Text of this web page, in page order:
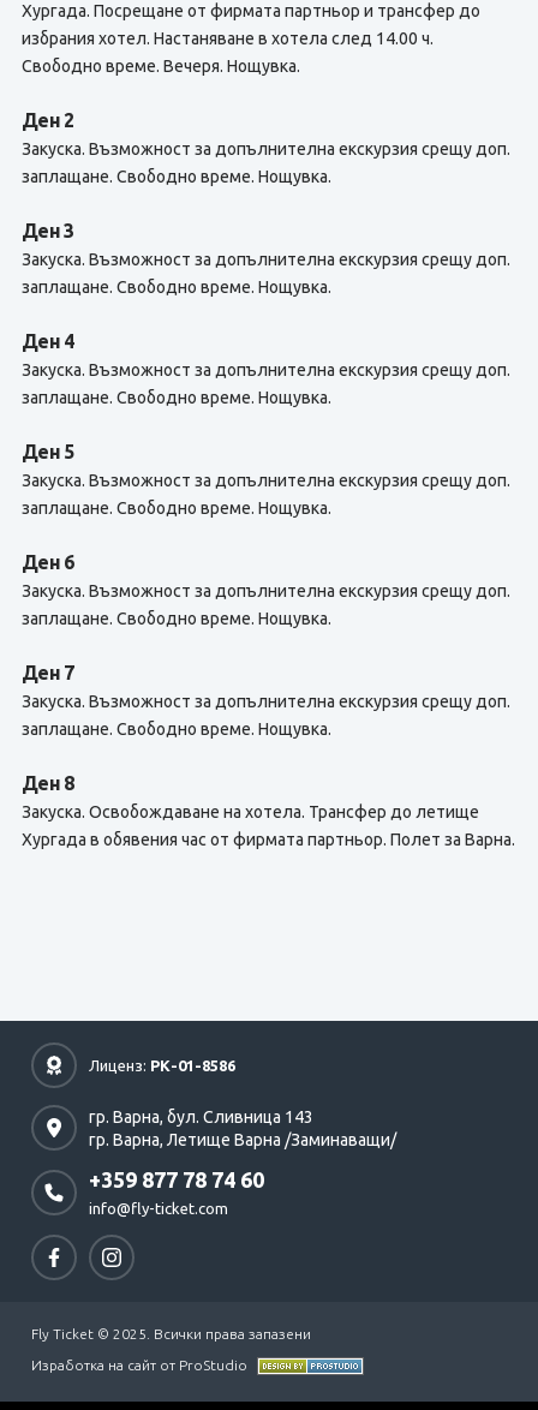
Хургада. Посрещане от фирмата партньор и трансфер до
избрания хотел. Настаняване в хотела след 14.00 ч.
Свободно време. Вечеря. Нощувка.
Ден 2
Закуска. Възможност за допълнителна екскурзия срещу доп.
заплащане. Свободно време. Нощувка.
Ден 3
Закуска. Възможност за допълнителна екскурзия срещу доп.
заплащане. Свободно време. Нощувка.
Ден 4
Закуска. Възможност за допълнителна екскурзия срещу доп.
заплащане. Свободно време. Нощувка.
Ден 5
Закуска. Възможност за допълнителна екскурзия срещу доп.
заплащане. Свободно време. Нощувка.
Ден 6
Закуска. Възможност за допълнителна екскурзия срещу доп.
заплащане. Свободно време. Нощувка.
Ден 7
Закуска. Възможност за допълнителна екскурзия срещу доп.
заплащане. Свободно време. Нощувка.
Ден 8
Закуска. Освобождаване на хотела. Трансфер до летище
Хургада в обявения час от фирмата партньор. Полет за Варна.
Лиценз: РК-01-8586
гр. Варна, бул. Сливница 143
гр. Варна, Летище Варна /Заминаващи/
+359 877 78 74 60
info@fly-ticket.com
Fly Ticket © 2025. Всички права запазени
Изработка на сайт от ProStudio